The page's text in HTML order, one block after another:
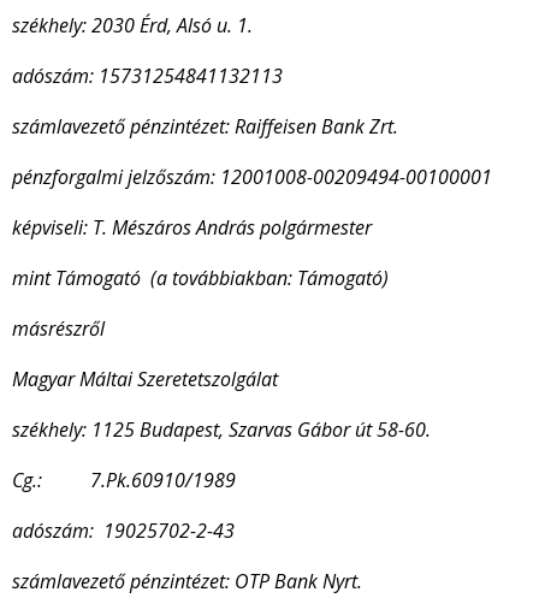
székhely: 2030 Érd, Alsó u. 1.
adószám: 15731254841132113
számlavezető pénzintézet: Raiffeisen Bank Zrt.
pénzforgalmi jelzőszám: 12001008-00209494-00100001
képviseli: T. Mészáros András polgármester
mint Támogató (a továbbiakban: Támogató)
másrészről
Magyar Máltai Szeretetszolgálat
székhely: 1125 Budapest, Szarvas Gábor út 58-60.
Cg.: 7.Pk.60910/1989
adószám: 19025702-2-43
számlavezető pénzintézet: OTP Bank Nyrt.